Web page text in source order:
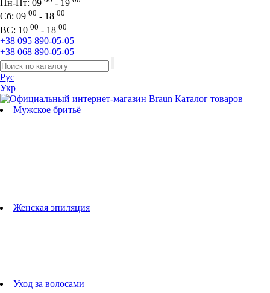
Пн-Пт: 09 - 19
Сб: 09 00 - 18 00
ВС: 10 00 - 18 00
+38 095 890-05-05
+38 068 890-05-05
Рус
Укр
Каталог товаров
Мужское бритьё
Женская эпиляция
Уход за волосами